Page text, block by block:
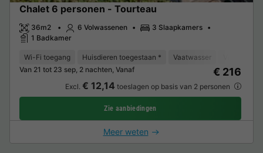
Chalet 6 personen - Tourteau
36m2 6 Volwassenen
3 Slaapkamers
1 Badkamer
Wi-Fi toegang Huisdieren toegestaan * Vaatwasser
Van 21 tot 23 sep, 2 nachten, Vanaf
€ 216
Excl. € 12,14 toeslagen op basis van 2 personen
Zie aanbiedingen
Meer weten